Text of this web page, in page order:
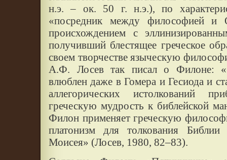
н.э. – ок. 50 г. н.э.), по
«посредник между философией и
происхождением с
получивший блестящее греческое
своем творчестве языческую
А.Ф. Лосев так писал о Филоне:
влюблен даже в Гомера и Гесиода и
аллегорических истолкований
греческую мудрость к библейской
Филон применяет греческую
платонизм для толкования
Моисея» (Лосев, 1980, 82–83).